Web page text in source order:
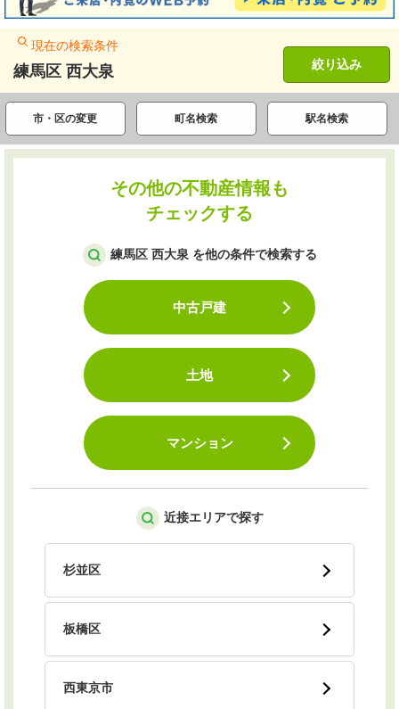
現在の検索条件
練馬区 西大泉 絞り込み
市・区の変更 町名検索 駅名検索
その他の不動産情報も
チェックする
練馬区 西大泉 を他の条件で検索する
中古戸建
土地
マンション
近接エリアで探す
杉並区
板橋区
西東京市